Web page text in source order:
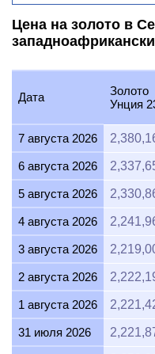
Цена на золото в
Дата
Золото
Унция
7 августа 2026
6 августа 2026
5 августа 2026
4 августа 2026
3 августа 2026
2 августа 2026
1 августа 2026
31 июля 2026